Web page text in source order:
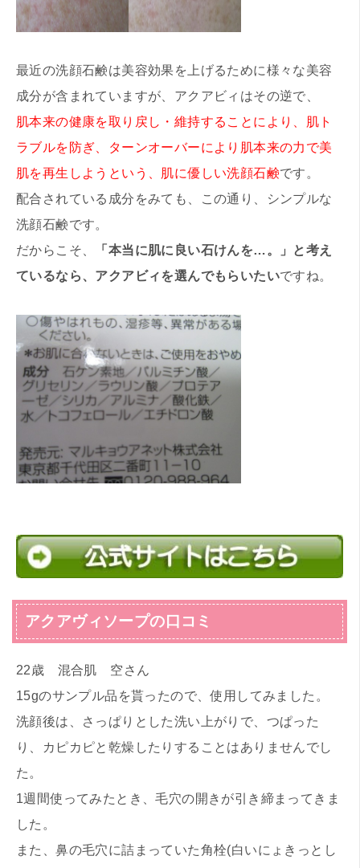
最近の洗顔石鹸は美容効果を上げるために様々な美容
成分が含まれていますが、アクアビィはその逆で、
肌本来の健康を取り戻し・維持することにより、肌ト
ラブルを防ぎ、ターンオーバーにより肌本来の力で美
肌を再生しようという、肌に優しい洗顔石鹸です。
配合されている成分をみても、この通り、シンプルな
洗顔石鹸です。
だからこそ、
「本当に肌に良い石けんを…。」と考え
ているなら、アクアビィを選んでもらいたいですね。
アクアヴィソープの口コミ
22歳 混合肌 空さん
15gのサンプル品を貰ったので、使用してみました。
洗顔後は、さっぱりとした洗い上がりで、つぱった
り、カピカピと乾燥したりすることはありませんでし
た。
1週間使ってみたとき、毛穴の開きが引き締まってきま
した。
また、鼻の毛穴に詰まっていた角栓(白いにょきっとし